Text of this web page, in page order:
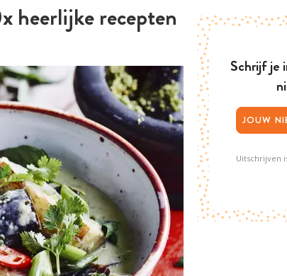
heerlijke recepten
Schrijf je
Uitschrijven